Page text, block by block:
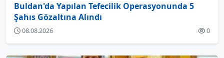
Buldan'da Yapılan Tefecilik Operasyonunda 5
Şahıs Gözaltına Alındı
08.08.2026 0